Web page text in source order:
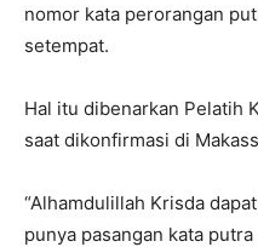
nomor kata perorangan
setempat.
Hal itu dibenarkan Pelatih
saat dikonfirmasi di
“Alhamdulillah Krisda
punya pasangan kata